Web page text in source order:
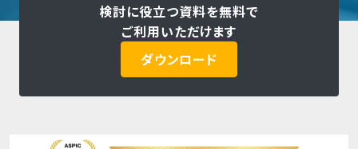
検討に役立つ資料を無料で
ご利用いただけます
ダウンロード